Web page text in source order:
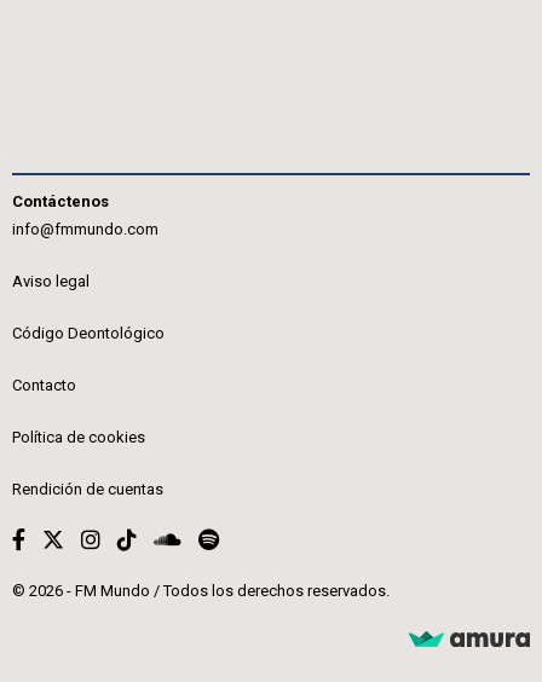
Contáctenos
info@fmmundo.com
Aviso legal
Código Deontológico
Contacto
Política de cookies
Rendición de cuentas
© 2026 - FM Mundo / Todos los derechos reservados.